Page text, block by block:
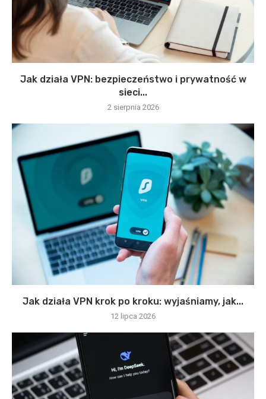
Jak działa VPN: bezpieczeństwo i prywatność w
sieci...
2 sierpnia 2026
Jak działa VPN krok po kroku: wyjaśniamy, jak...
12 lipca 2026